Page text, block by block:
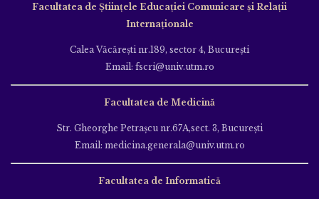
Facultatea de Ştiinţele Educației Comunicare și Relații
Internaționale
Calea Văcăreşti nr.189, sector 4, Bucureşti
Email: fscri@univ.utm.ro
Facultatea de Medicină
Str. Gheorghe Petraşcu nr.67A,sect. 3, Bucureşti
Email: medicina.generala@univ.utm.ro
Facultatea de Informatică